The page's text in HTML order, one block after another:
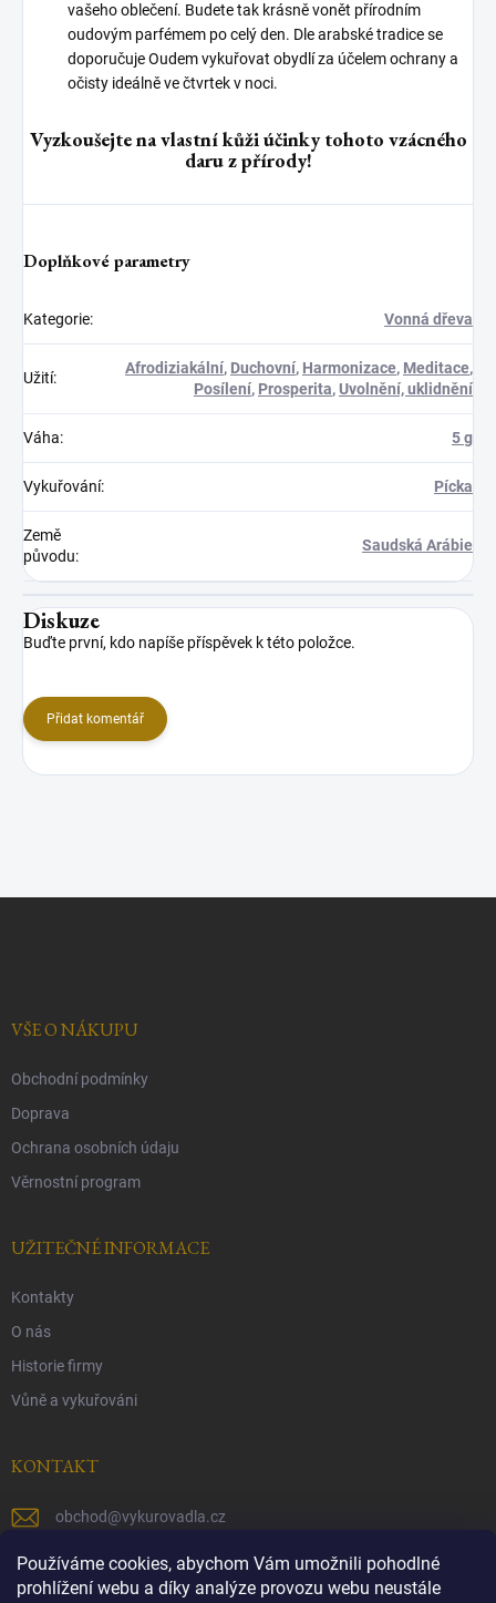
Používáme cookies, abychom Vám umožnili pohodlné
prohlížení webu a díky analýze provozu webu neustále
vašeho oblečení. Budete tak krásně vonět přírodním
oudovým parfémem po celý den. Dle arabské tradice se
doporučuje Oudem vykuřovat obydlí za účelem ochrany a
očisty ideálně ve čtvrtek v noci.
Vyzkoušejte na vlastní kůži účinky tohoto vzácného
daru z přírody!
Doplňkové parametry
Kategorie: Vonná dřeva
Užití:
Afrodiziakální, Duchovní, Harmonizace, Meditace,
Posílení, Prosperita,Uvolnění, uklidnění
Váha: 5 g
Vykuřování: Pícka
Země
původu:
Saudská Arábie
Diskuze
Buďte první, kdo napíše příspěvek k této položce.
Přidat komentář
VŠE O NÁKUPU
Obchodní podmínky
Doprava
Ochrana osobních údaju
Věrnostní program
UŽITEČNÉ INFORMACE
Kontakty
O nás
Historie firmy
Vůně a vykuřováni
KONTAKT
obchod@vykurovadla.cz
+420 603 149 699